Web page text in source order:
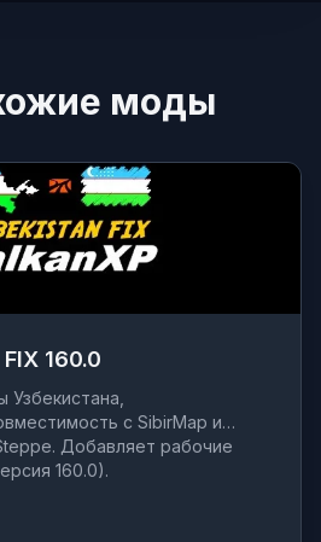
моды
160.0
Узбекистана,
с SibirMap и
Добавляет рабочие
160.0).